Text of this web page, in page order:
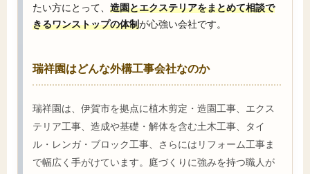
たい方にとって、 造園とエクステリアをまとめて相談で
きるワンストップの体制が心強い会社です。
瑞祥園はどんな外構工事会社なのか
瑞祥園は、伊賀市を拠点に植木剪定・造園工事、エクス
テリア工事、造成や基礎・解体を含む土木工事、タイ
ル・レンガ・ブロック工事、さらにはリフォーム工事ま
で幅広く手がけています。庭づくりに強みを持つ職人が